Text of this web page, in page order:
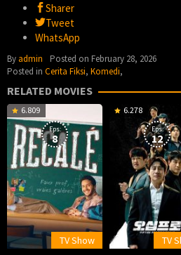
Sharer
Tweet
WhatsApp
By admin Posted on February 28, 2026
Posted in Cerita Fiksi, Komedi,
RELATED MOVIES
6.809
Eps:
8
TV Show
6.278
Eps:
12
TV